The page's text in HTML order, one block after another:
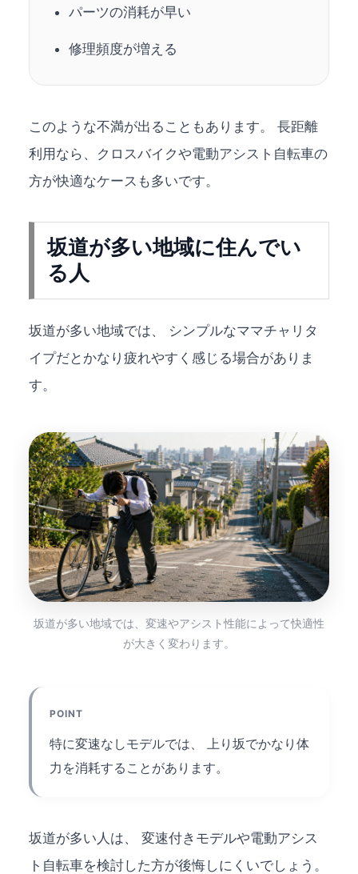
パーツの消耗が早い
修理頻度が増える
このような不満が出ることもあります。 長距離
利用なら、クロスバイクや電動アシスト自転車の
方が快適なケースも多いです。
坂道が多い地域に住んでい
る人
坂道が多い地域では、 シンプルなママチャリタ
イプだとかなり疲れやすく感じる場合がありま
す。
坂道が多い地域では、変速やアシスト性能によって快適性
が大きく変わります。
POINT
特に変速なしモデルでは、 上り坂でかなり体
力を消耗することがあります。
坂道が多い人は、 変速付きモデルや電動アシス
ト自転車を検討した方が後悔しにくいでしょう。